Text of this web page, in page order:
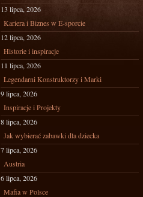
13 lipca, 2026
Kariera i Biznes w E-sporcie
12 lipca, 2026
Historie i inspiracje
11 lipca, 2026
Legendarni Konstruktorzy i Marki
9 lipca, 2026
Inspiracje i Projekty
8 lipca, 2026
Jak wybierać zabawki dla dziecka
7 lipca, 2026
Austria
6 lipca, 2026
Mafia w Polsce